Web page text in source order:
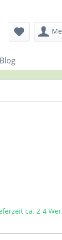
Blog
ca. 2-4